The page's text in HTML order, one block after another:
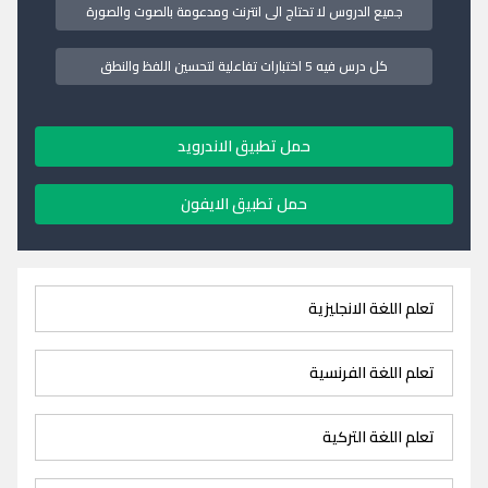
جميع الدروس لا تحتاج الى انترنت ومدعومة بالصوت والصورة
كل درس فيه 5 اختبارات تفاعلية لتحسين اللفظ والنطق
حمل تطبيق الاندرويد
حمل تطبيق الايفون
تعلم اللغة الانجليزية
تعلم اللغة الفرنسية
تعلم اللغة التركية